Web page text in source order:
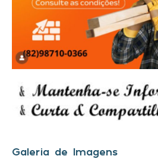
Galeria de Imagens